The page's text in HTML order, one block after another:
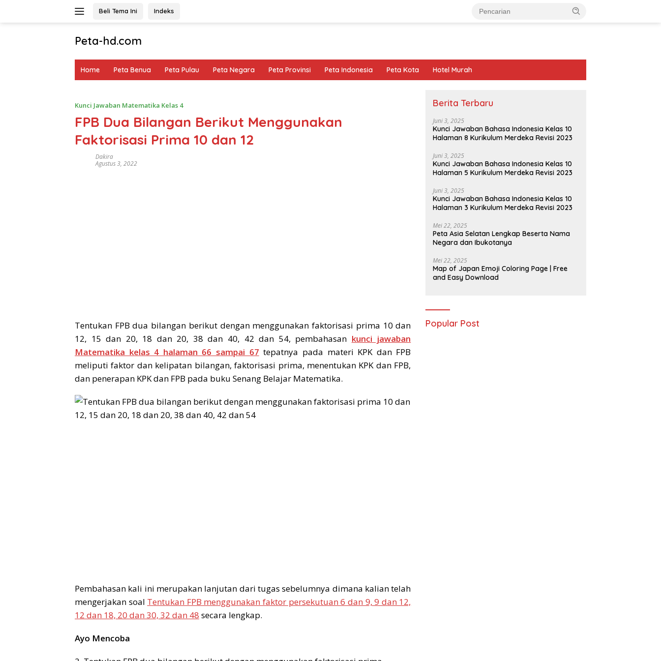
Beli Tema Ini Indeks
Peta-hd.com
Gambar
Home Peta Benua Peta Pulau Peta Negara Peta Provinsi Peta Indonesia Peta Kota Hotel Murah
Kunci Jawaban Matematika Kelas 4
FPB Dua Bilangan Berikut Menggunakan
Faktorisasi Prima 10 dan 12
Dakira
Agustus 3, 2022
Tentukan FPB dua bilangan berikut dengan menggunakan faktorisasi prima 10 dan
12, 15 dan 20, 18 dan 20, 38 dan 40, 42 dan 54, pembahasan kunci jawaban
Matematika kelas 4 halaman 66 sampai 67 tepatnya pada materi KPK dan FPB
meliputi faktor dan kelipatan bilangan, faktorisasi prima, menentukan KPK dan FPB,
dan penerapan KPK dan FPB pada buku Senang Belajar Matematika.
Pembahasan kali ini merupakan lanjutan dari tugas sebelumnya dimana kalian telah
mengerjakan soal Tentukan FPB menggunakan faktor persekutuan 6 dan 9, 9 dan 12,
12 dan 18, 20 dan 30, 32 dan 48 secara lengkap.
Ayo Mencoba
Berita Terbaru
Juni 3, 2025
Kunci Jawaban Bahasa Indonesia Kelas 10
Halaman 8 Kurikulum Merdeka Revisi 2023
Juni 3, 2025
Kunci Jawaban Bahasa Indonesia Kelas 10
Halaman 5 Kurikulum Merdeka Revisi 2023
Juni 3, 2025
Kunci Jawaban Bahasa Indonesia Kelas 10
Halaman 3 Kurikulum Merdeka Revisi 2023
Mei 22, 2025
Peta Asia Selatan Lengkap Beserta Nama
Negara dan Ibukotanya
Mei 22, 2025
Map of Japan Emoji Coloring Page | Free
and Easy Download
Popular Post